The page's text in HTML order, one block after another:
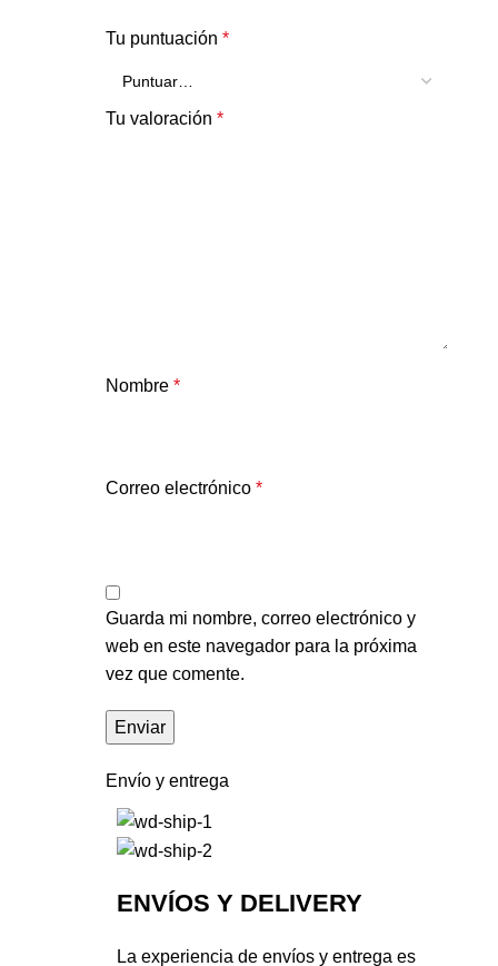
Tu puntuación *
Tu valoración *
Nombre *
Correo electrónico *
Guarda mi nombre, correo electrónico y
web en este navegador para la próxima
vez que comente.
Envío y entrega
ENVÍOS Y DELIVERY
La experiencia de envíos y entrega es